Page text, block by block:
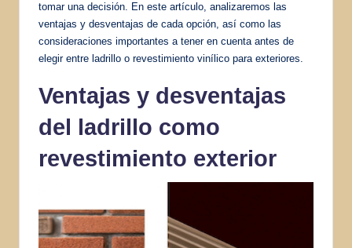
tomar una decisión. En este artículo, analizaremos las
ventajas y desventajas de cada opción, así como las
consideraciones importantes a tener en cuenta antes de
elegir entre ladrillo o revestimiento vinílico para exteriores.
Ventajas y desventajas
del ladrillo como
revestimiento exterior